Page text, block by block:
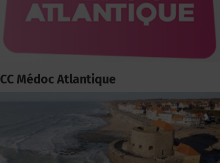
CC Médoc Atlantique